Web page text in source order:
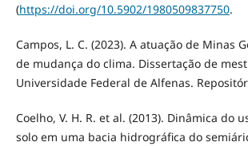
(https://doi.org/10.5902/1980509837750.
Campos, L. C. (2023). A atuação de Minas
de mudança do clima. Dissertação de
Universidade Federal de Alfenas.
Coelho, V. H. R. et al. (2013). Dinâmica do
solo em uma bacia hidrográfica do